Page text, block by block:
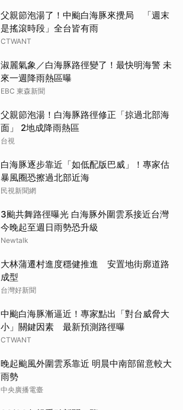
父親節泡湯了！中颱白海豚來攪局 「週末
是搖滾時段」全台皆有雨
CTWANT
淑麗氣象／白海豚路徑變了！最快明海警 未
來一週降雨熱區曝
EBC 東森新聞
父親節泡湯！白海豚路徑修正「掠過北部海
面」 2地成降雨熱區
台視
白海豚逐步靠近「如低配版巴威」！專家估
暴風圈恐擦過北部近海
民視新聞網
3颱共舞路徑曝光 白海豚外圍雲系接近台灣
今晚起至週日雨勢恐升級
Newtalk
大林蒲遷村進度穩健推進 安置地街廓道路
成型
台灣好新聞
中颱白海豚漸逼近！專家點出「對台威脅大
小」關鍵因素 最新預測路徑曝
CTWANT
晚起颱風外圍雲系靠近 明晨中南部留意較大
雨勢
中央廣播電臺